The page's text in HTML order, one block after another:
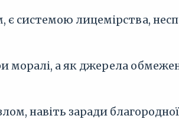
є системою лицемірства,
моралі, а як джерела
навіть заради